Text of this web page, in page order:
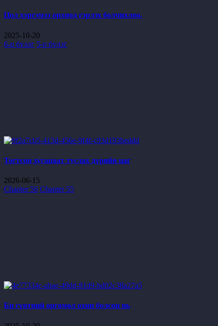
Цол хэргэмээ орхиод гэрлэх болчихлоо.
2025-10-20
6-р бүлэг 5-р бүлэг
Тогтсон хугацаат туслах дүрийн цаг
2026-06-15
Chapter 56 Chapter 55
Би гүнтний өргөмөл охин болсон нь